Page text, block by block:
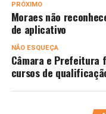
PRÓXIMO
Moraes não
de aplicativo
NÃO ESQUEÇA
Câmara e Prefeitura
cursos de